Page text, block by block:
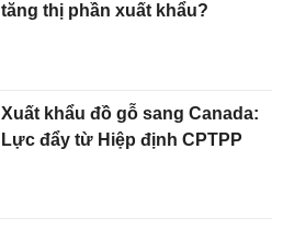
tăng thị phần xuất khẩu?
Xuất khẩu đồ gỗ sang Canada:
Lực đẩy từ Hiệp định CPTPP